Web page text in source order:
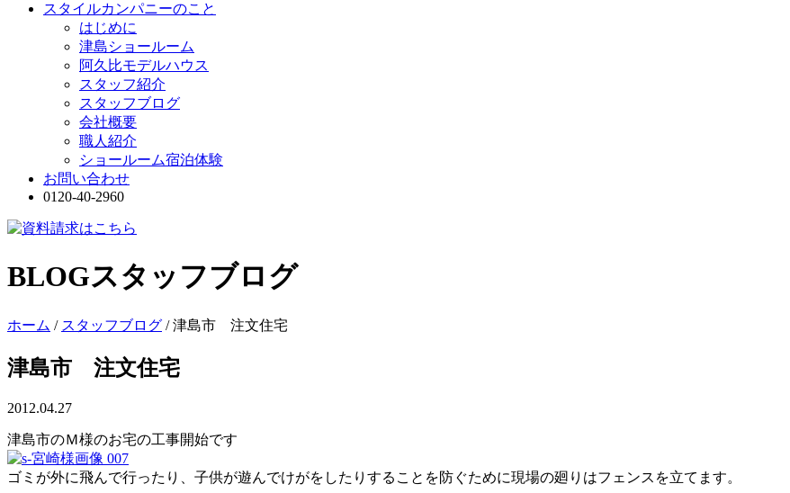
スタイルカンパニーのこと
はじめに
津島ショールーム
阿久比モデルハウス
スタッフ紹介
スタッフブログ
会社概要
職人紹介
ショールーム宿泊体験
お問い合わせ
0120-40-2960
BLOGスタッフブログ
ホーム / スタッフブログ /津島市 注文住宅
津島市 注文住宅
2012.04.27
津島市のＭ様のお宅の工事開始です
ゴミが外に飛んで行ったり、子供が遊んでけがをしたりすることを防ぐために現場の廻りはフェンスを立てます。